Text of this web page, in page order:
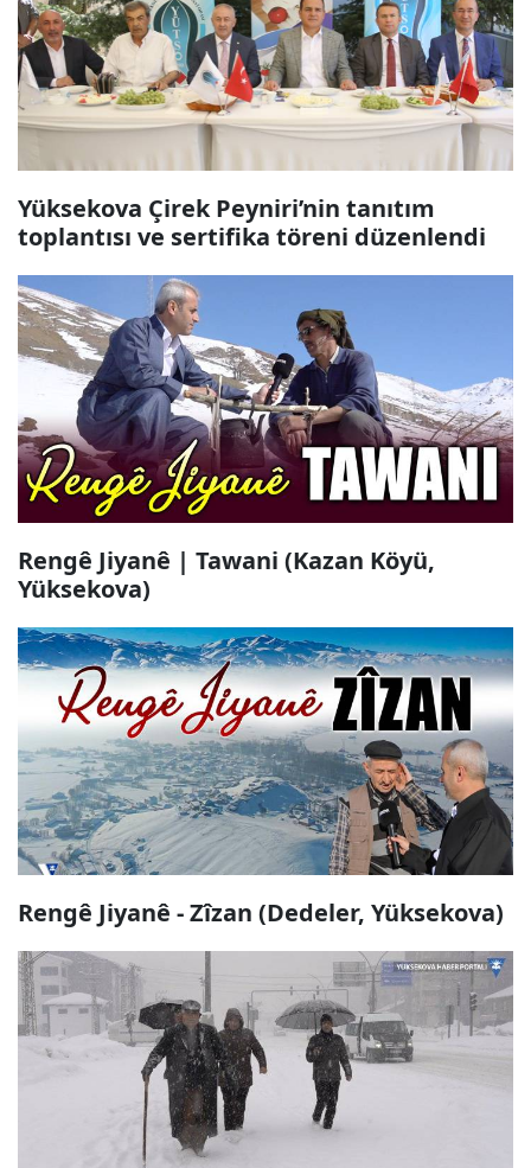
Yüksekova Çirek Peyniri’nin tanıtım
toplantısı ve sertifika töreni düzenlendi
Rengê Jiyanê | Tawani (Kazan Köyü,
Yüksekova)
Rengê Jiyanê - Zîzan (Dedeler, Yüksekova)